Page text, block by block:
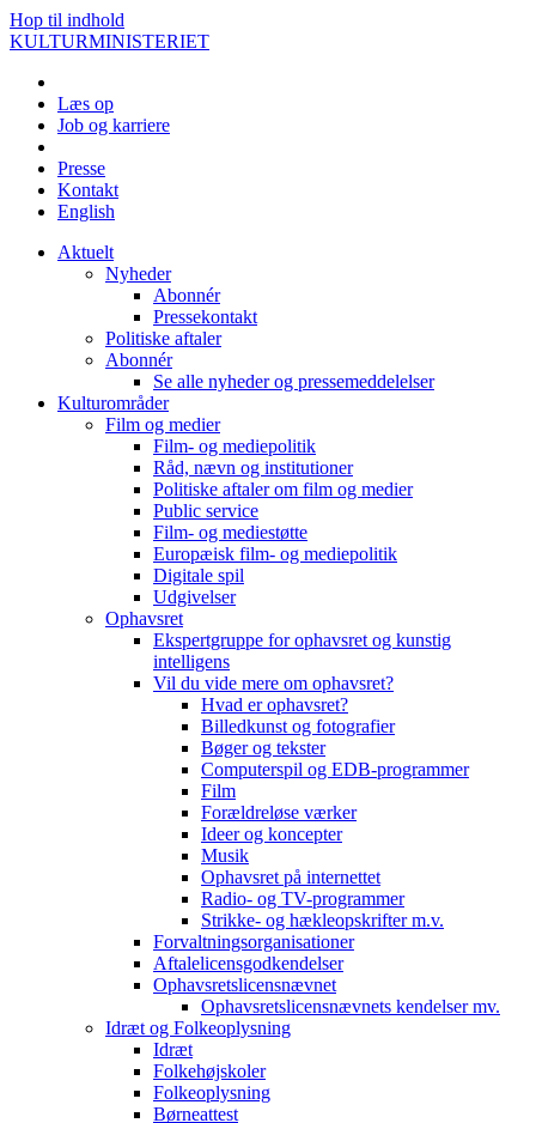
Hop til indhold
KULTURMINISTERIET
Læs op
Job og karriere
Presse
Kontakt
English
Aktuelt
Nyheder
Abonnér
Pressekontakt
Politiske aftaler
Abonnér
Se alle nyheder og pressemeddelelser
Kulturområder
Film og medier
Film- og mediepolitik
Råd, nævn og institutioner
Politiske aftaler om film og medier
Public service
Film- og mediestøtte
Europæisk film- og mediepolitik
Digitale spil
Udgivelser
Ophavsret
Ekspertgruppe for ophavsret og kunstig
intelligens
Vil du vide mere om ophavsret?
Hvad er ophavsret?
Billedkunst og fotografier
Bøger og tekster
Computerspil og EDB-programmer
Film
Forældreløse værker
Ideer og koncepter
Musik
Ophavsret på internettet
Radio- og TV-programmer
Strikke- og hækleopskrifter m.v.
Forvaltningsorganisationer
Aftalelicensgodkendelser
Ophavsretslicensnævnet
Ophavsretslicensnævnets kendelser mv.
Idræt og Folkeoplysning
Idræt
Folkehøjskoler
Folkeoplysning
Børneattest